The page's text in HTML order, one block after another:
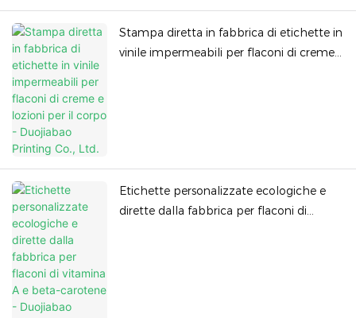
Stampa diretta in fabbrica di etichette in
vinile impermeabili per flaconi di creme e
Etichette personalizzate ecologiche e
dirette dalla fabbrica per flaconi di